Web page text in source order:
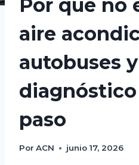
Por qué no
aire
autobuses
diagnóstico
paso
Por ACN junio 17, 2026